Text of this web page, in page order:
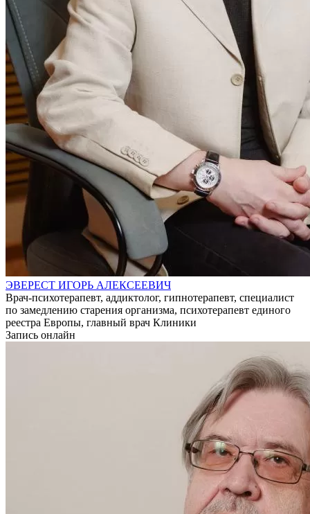
ЭВЕРЕСТ ИГОРЬ АЛЕКСЕЕВИЧ
Врач-психотерапевт, аддиктолог, гипнотерапевт, специалист
по замедлению старения организма, психотерапевт единого
реестра Европы, главный врач Клиники
Запись онлайн